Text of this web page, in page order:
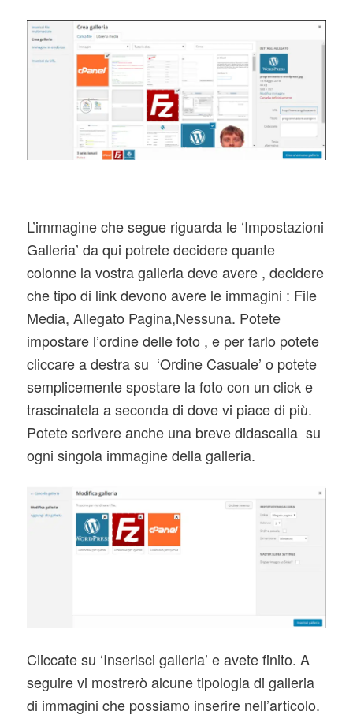
L’immagine che segue riguarda le ‘Impostazioni
Galleria’ da qui potrete decidere quante
colonne la vostra galleria deve avere , decidere
che tipo di link devono avere le immagini : File
Media, Allegato Pagina,Nessuna. Potete
impostare l’ordine delle foto , e per farlo potete
cliccare a destra su ‘Ordine Casuale’ o potete
semplicemente spostare la foto con un click e
trascinatela a seconda di dove vi piace di più.
Potete scrivere anche una breve didascalia su
ogni singola immagine della galleria.
Cliccate su ‘Inserisci galleria’ e avete finito. A
seguire vi mostrerò alcune tipologia di galleria
di immagini che possiamo inserire nell’articolo.